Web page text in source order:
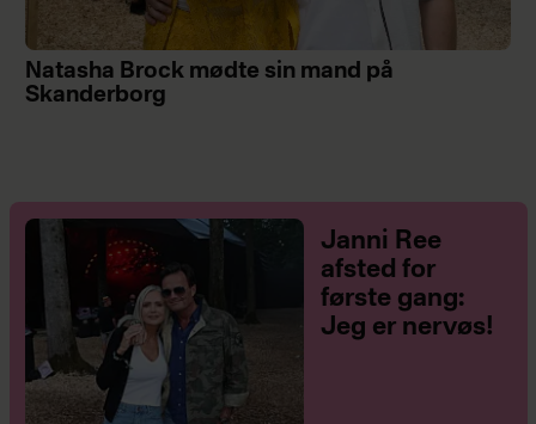
Natasha Brock mødte sin mand på
Skanderborg
Janni Ree
afsted for
første gang:
Jeg er nervøs!